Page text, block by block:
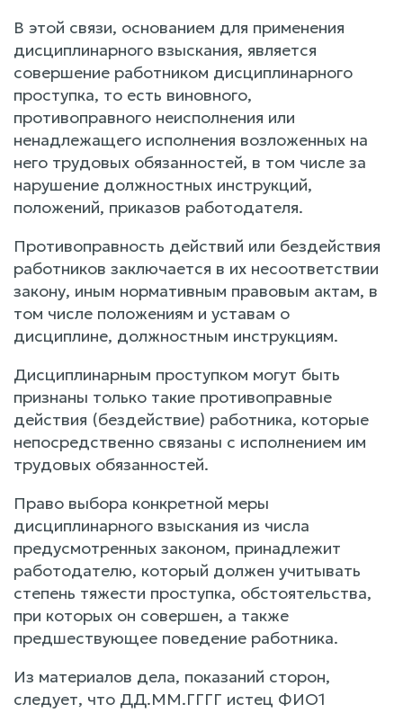
В этой связи, основанием для применения
дисциплинарного взыскания, является
совершение работником дисциплинарного
проступка, то есть виновного,
противоправного неисполнения или
ненадлежащего исполнения возложенных на
него трудовых обязанностей, в том числе за
нарушение должностных инструкций,
положений, приказов работодателя.
Противоправность действий или бездействия
работников заключается в их несоответствии
закону, иным нормативным правовым актам, в
том числе положениям и уставам о
дисциплине, должностным инструкциям.
Дисциплинарным проступком могут быть
признаны только такие противоправные
действия (бездействие) работника, которые
непосредственно связаны с исполнением им
трудовых обязанностей.
Право выбора конкретной меры
дисциплинарного взыскания из числа
предусмотренных законом, принадлежит
работодателю, который должен учитывать
степень тяжести проступка, обстоятельства,
при которых он совершен, а также
предшествующее поведение работника.
Из материалов дела, показаний сторон,
следует, что ДД.ММ.ГГГГ истец ФИО1